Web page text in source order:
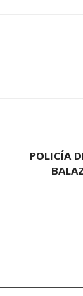
POLICÍA